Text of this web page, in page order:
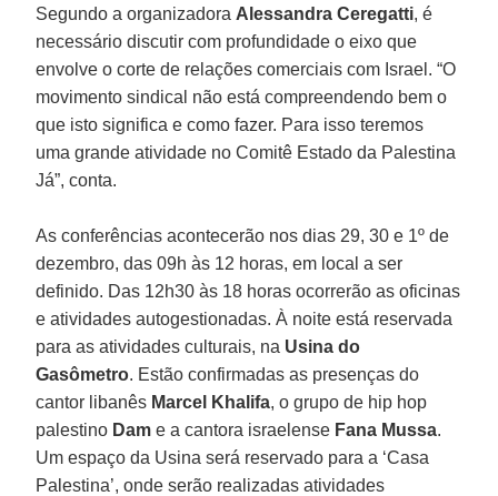
Segundo a organizadora Alessandra Ceregatti, é
necessário discutir com profundidade o eixo que
envolve o corte de relações comerciais com Israel. “O
movimento sindical não está compreendendo bem o
que isto significa e como fazer. Para isso teremos
uma grande atividade no Comitê Estado da Palestina
Já”, conta.
As conferências acontecerão nos dias 29, 30 e 1º de
dezembro, das 09h às 12 horas, em local a ser
definido. Das 12h30 às 18 horas ocorrerão as oficinas
e atividades autogestionadas. À noite está reservada
para as atividades culturais, na Usina do
Gasômetro. Estão confirmadas as presenças do
cantor libanês Marcel Khalifa, o grupo de hip hop
palestino Dame a cantora israelense Fana Mussa.
Um espaço da Usina será reservado para a ‘Casa
Palestina’, onde serão realizadas atividades